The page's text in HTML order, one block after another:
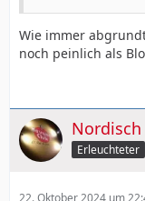
Wie immer
noch peinlich als
Nordisch
Erleuchteter
22. Oktober 2024 um